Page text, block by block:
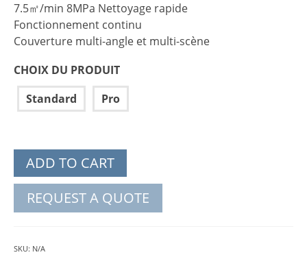
9753,23 €
11992,62 €
7.5㎡/min 8MPa Nettoyage rapide
Fonctionnement continu
Couverture multi-angle et multi-scène
CHOIX DU PRODUIT
Standard
Pro
ADD TO CART
REQUEST A QUOTE
SKU: N/A